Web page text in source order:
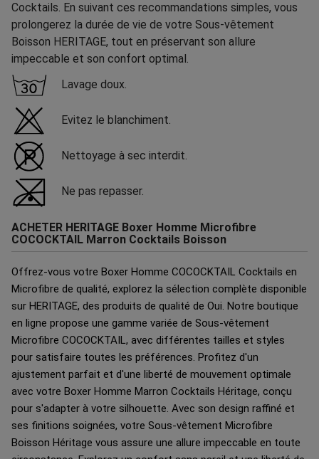
Cocktails. En suivant ces recommandations simples, vous
prolongerez la durée de vie de votre Sous-vêtement
Boisson HERITAGE, tout en préservant son allure
impeccable et son confort optimal.
Lavage doux.
Evitez le blanchiment.
Nettoyage à sec interdit.
Ne pas repasser.
ACHETER HERITAGE Boxer Homme Microfibre
COCOCKTAIL Marron Cocktails Boisson
Offrez-vous votre Boxer Homme COCOCKTAIL Cocktails en
Microfibre de qualité, explorez la sélection complète disponible
sur HERITAGE, des produits de qualité de Oui. Notre boutique
en ligne propose une gamme variée de Sous-vêtement
Microfibre COCOCKTAIL, avec différentes tailles et styles
pour satisfaire toutes les préférences. Profitez d'un
ajustement parfait et d'une liberté de mouvement optimale
avec votre Boxer Homme Marron Cocktails Héritage, conçu
pour s'adapter à votre silhouette. Avec son design raffiné et
ses finitions soignées, votre Sous-vêtement Microfibre
Boisson Héritage vous assure une allure impeccable en toute